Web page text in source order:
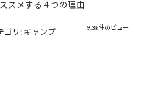
スメする４つの理由
9.3k件のビュー
ゴリ: キャンプ